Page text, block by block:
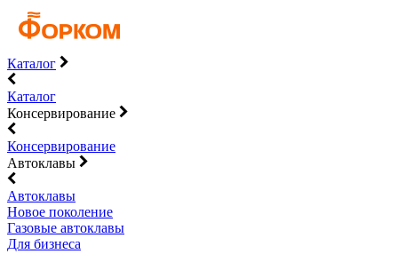
Каталог
Каталог
Консервирование
Консервирование
Автоклавы
Автоклавы
Новое поколение
Газовые автоклавы
Для бизнеса